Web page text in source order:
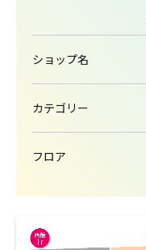
ショップ名
カテゴリー
フロア